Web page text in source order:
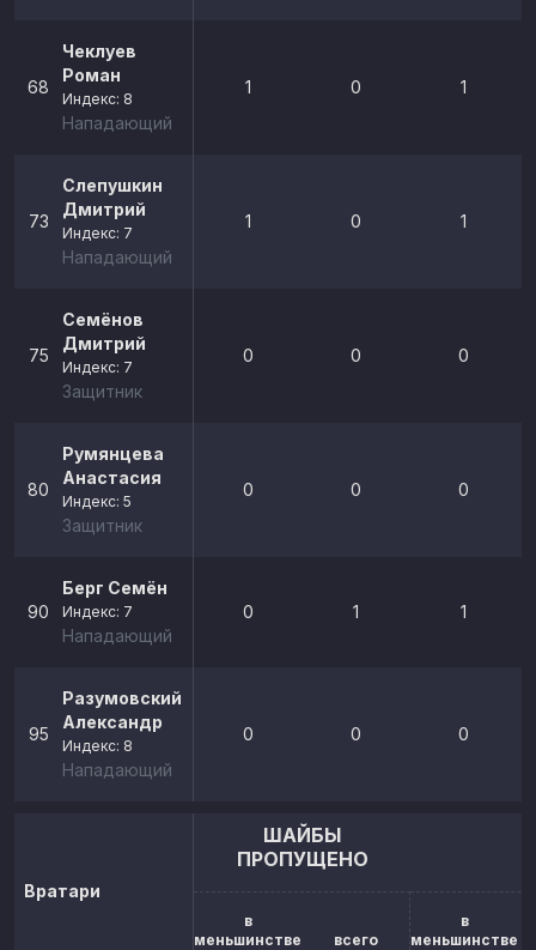
68
Чеклуев
Роман
Индекс: 8
Нападающий
1 0 1
73
Слепушкин
Дмитрий
Индекс: 7
Нападающий
1 0 1
75
Семёнов
Дмитрий
Индекс: 7
Защитник
0 0 0
80
Румянцева
Анастасия
Индекс: 5
Защитник
0 0 0
90
Берг Семён
Индекс: 7
Нападающий
0 1 1
95
Разумовский
Александр
Индекс: 8
Нападающий
0 0 0
Вратари
ШАЙБЫ
ПРОПУЩЕНО
в
меньшинстве
всего
в
меньшинстве